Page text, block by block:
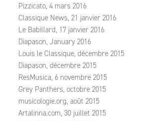
Pizzicato, 4 mars 2016
Classique News, 21 janvier 2016
Le Babillard, 17 janvier 2016
Diapason, January 2016
Louis le Classique, décembre 2015
Diapason, décembre 2015
ResMusica, 6 novembre 2015
Grey Panthers, octobre 2015
musicologie.org, août 2015
Artalinna.com, 30 juillet 2015